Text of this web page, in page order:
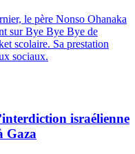
le père Nonso Ohanaka
sur Bye Bye Bye de
scolaire. Sa prestation
sociaux.
israélienne
Gaza